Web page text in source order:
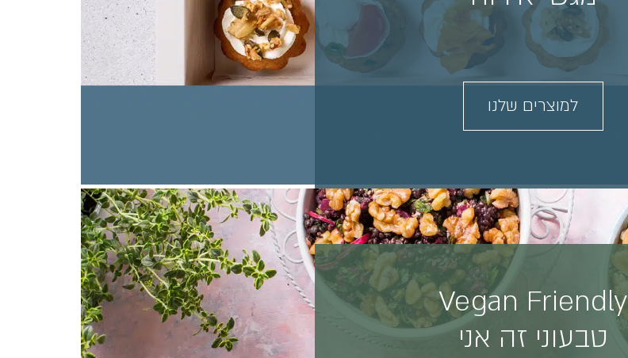
למוצרים שלנו
Vegan Friendly
טבעוני זה אני